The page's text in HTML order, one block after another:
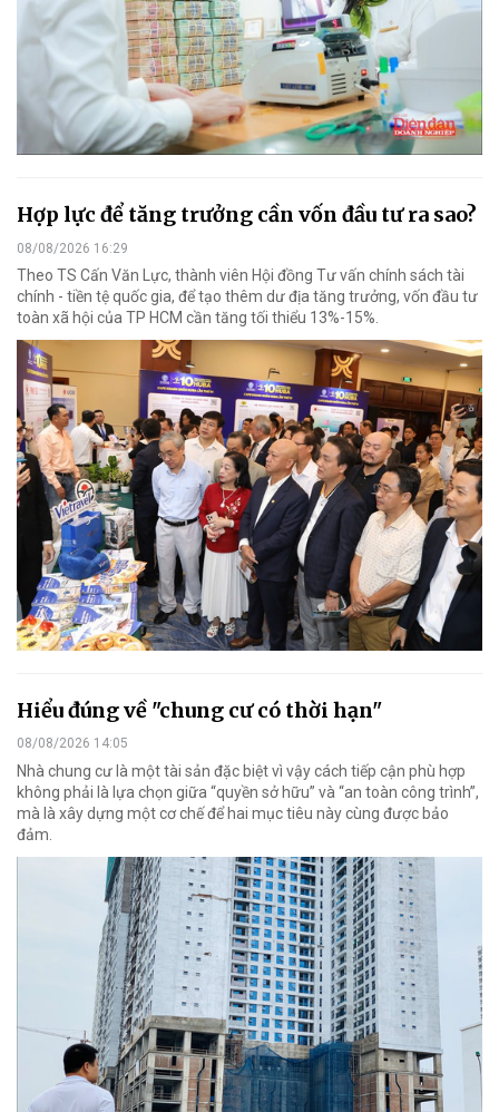
Hợp lực để tăng trưởng cần vốn đầu tư ra sao?
08/08/2026 16:29
Theo TS Cấn Văn Lực, thành viên Hội đồng Tư vấn chính sách tài
chính - tiền tệ quốc gia, để tạo thêm dư địa tăng trưởng, vốn đầu tư
toàn xã hội của TP HCM cần tăng tối thiểu 13%-15%.
Hiểu đúng về "chung cư có thời hạn"
08/08/2026 14:05
Nhà chung cư là một tài sản đặc biệt vì vậy cách tiếp cận phù hợp
không phải là lựa chọn giữa “quyền sở hữu” và “an toàn công trình”,
mà là xây dựng một cơ chế để hai mục tiêu này cùng được bảo
đảm.